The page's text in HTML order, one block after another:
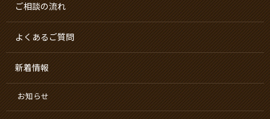
ご相談の流れ
よくあるご質問
新着情報
お知らせ